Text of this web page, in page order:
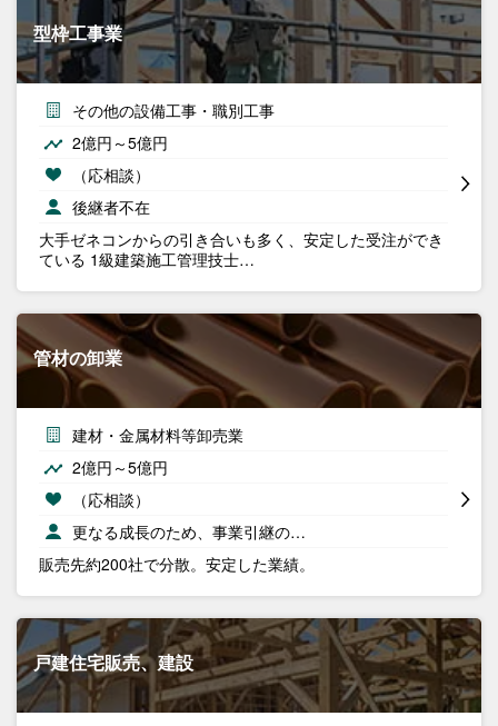
型枠工事業
その他の設備工事・職別工事
2億円～5億円
（応相談）
後継者不在
大手ゼネコンからの引き合いも多く、安定した受注ができ
ている 1級建築施工管理技士…
管材の卸業
建材・金属材料等卸売業
2億円～5億円
（応相談）
更なる成長のため、事業引継の…
販売先約200社で分散。安定した業績。
戸建住宅販売、建設